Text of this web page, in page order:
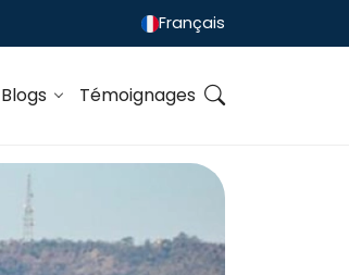
Français
Blogs Témoignages